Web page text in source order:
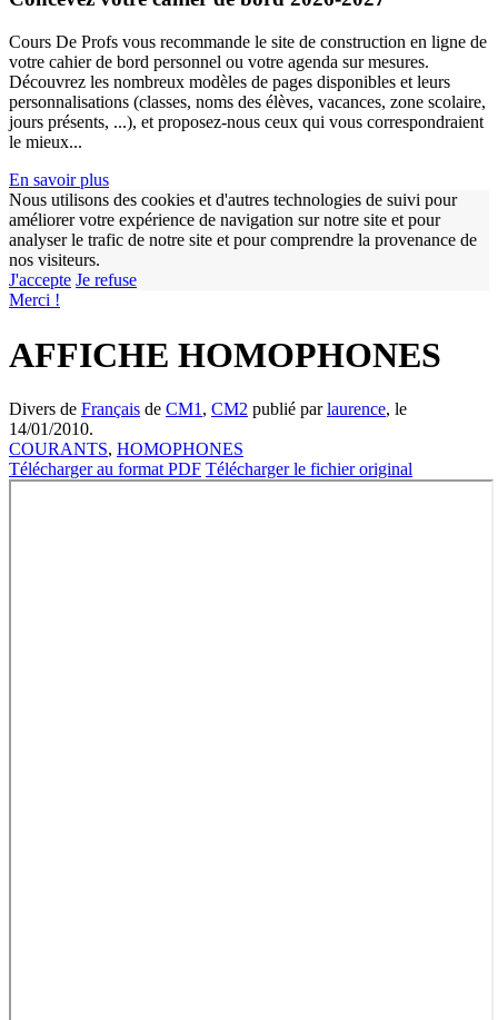
Cours De Profs vous recommande le site de construction en ligne de
votre cahier de bord personnel ou votre agenda sur mesures.
Découvrez les nombreux modèles de pages disponibles et leurs
personnalisations (classes, noms des élèves, vacances, zone scolaire,
jours présents, ...), et proposez-nous ceux qui vous correspondraient
le mieux...
En savoir plus
Nous utilisons des cookies et d'autres technologies de suivi pour
améliorer votre expérience de navigation sur notre site et pour
analyser le trafic de notre site et pour comprendre la provenance de
nos visiteurs.
J'accepte Je refuse
Merci !
AFFICHE HOMOPHONES
Divers de Français de CM1 , CM2 publié parlaurence, le
14/01/2010.
COURANTS, HOMOPHONES
Télécharger au format PDF Télécharger le fichier original